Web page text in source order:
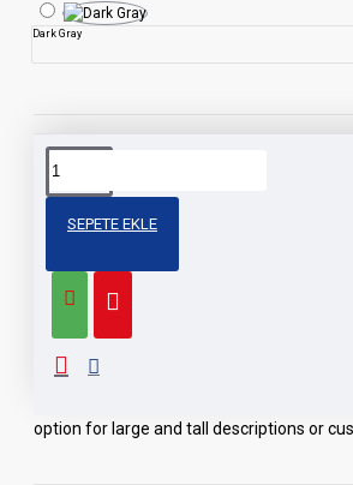
Dark Gray
SEPETE EKLE
ÜRÜN BILGISI
Product description, along with any other
as tabs, accordion or all-visible blocks in
any order and any position. Each tab can
link and point to other pages or open
option for large and tall descriptions or